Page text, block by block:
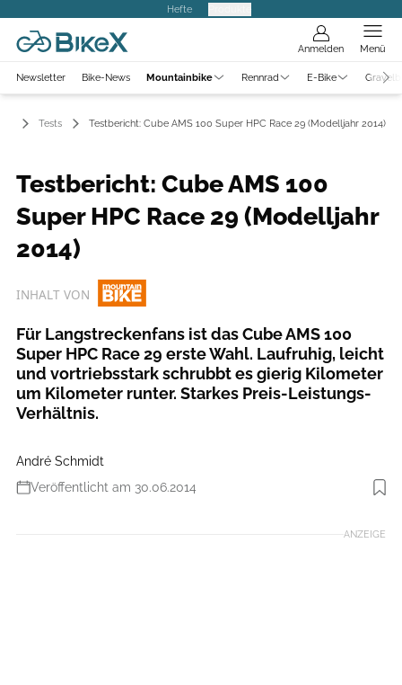
Hefte
Anmelden Menü
Newsletter Bike-News Mountainbike Rennrad E-Bike
Tests Testbericht: Cube AMS 100 Super HPC Race 29 (Modelljahr 2014)
Testbericht: Cube AMS 100
Super HPC Race 29 (Modelljahr
2014)
INHALT VON
Für Langstreckenfans ist das Cube AMS 100
Super HPC Race 29 erste Wahl. Laufruhig, leicht
und vortriebsstark schrubbt es gierig Kilometer
um Kilometer runter. Starkes Preis-Leistungs-
Verhältnis.
André Schmidt
Veröffentlicht am 30.06.2014
Foto: Benjamin Hahn
ANZEIGE